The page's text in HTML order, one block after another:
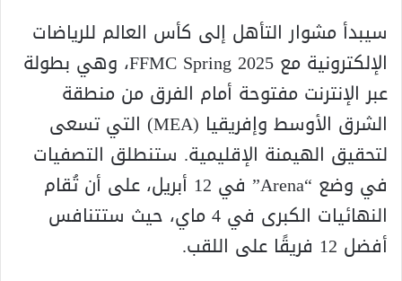
سيبدأ مشوار التأهل إلى كأس العالم للرياضات
الإلكترونية مع FFMC Spring 2025، وهي بطولة
عبر الإنترنت مفتوحة أمام الفرق من منطقة
الشرق الأوسط وإفريقيا (MEA) التي تسعى
لتحقيق الهيمنة الإقليمية. ستنطلق التصفيات
في وضع “Arena” في 12 أبريل، على أن تُقام
النهائيات الكبرى في 4 ماي، حيث ستتنافس
أفضل 12 فريقًا على اللقب.